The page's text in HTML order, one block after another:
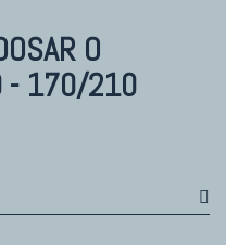
O
- 170/210